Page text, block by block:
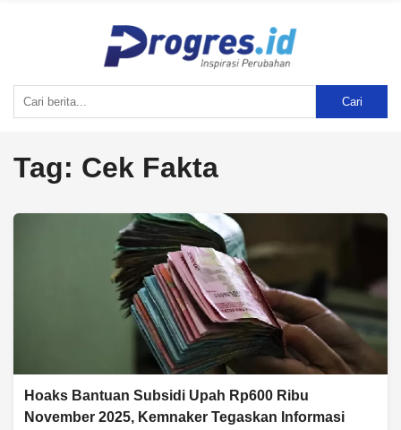
Cari
Tag: Cek Fakta
Hoaks Bantuan Subsidi Upah Rp600 Ribu
November 2025, Kemnaker Tegaskan Informasi